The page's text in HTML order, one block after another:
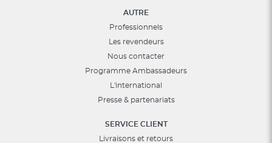
AUTRE
Professionnels
Les revendeurs
Nous contacter
Programme Ambassadeurs
L'international
Presse & partenariats
SERVICE CLIENT
Livraisons et retours